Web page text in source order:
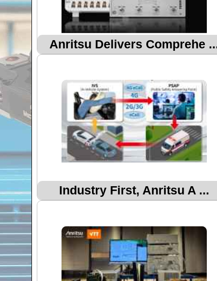
Anritsu Delivers Comprehe
Industry First, Anritsu A ...